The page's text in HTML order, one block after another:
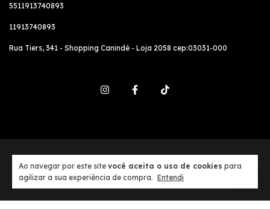
Ao navegar por este site você aceita o uso de cookies para
agilizar a sua experiência de compra. Entendi
5511913740893
11913740893
Rua Tiers, 341 - Shopping Canindé - Loja 2058 cep:03031-000